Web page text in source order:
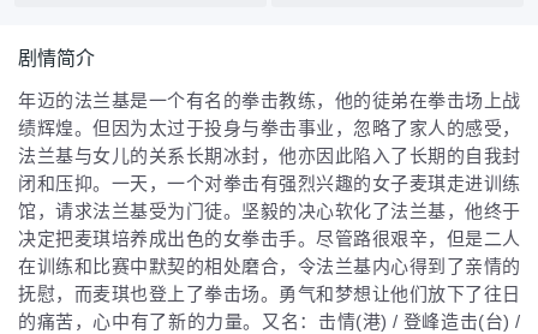
剧情简介
年迈的法兰基是一个有名的拳击教练，他的徒弟在拳击场上战
绩辉煌。但因为太过于投身与拳击事业，忽略了家人的感受，
法兰基与女儿的关系长期冰封，他亦因此陷入了长期的自我封
闭和压抑。一天，一个对拳击有强烈兴趣的女子麦琪走进训练
馆，请求法兰基受为门徒。坚毅的决心软化了法兰基，他终于
决定把麦琪培养成出色的女拳击手。尽管路很艰辛，但是二人
在训练和比赛中默契的相处磨合，令法兰基内心得到了亲情的
抚慰，而麦琪也登上了拳击场。勇气和梦想让他们放下了往日
的痛苦，心中有了新的力量。又名：击情(港) / 登峰造击(台) /